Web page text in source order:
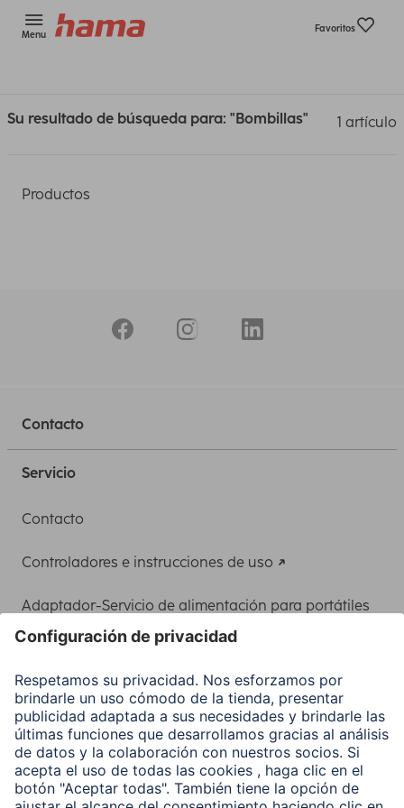
Menu
Favoritos
Su resultado de búsqueda para: "Bombillas" 1 artículo
Productos
Contacto
Servicio
Contacto
Controladores e instrucciones de uso
Adaptador-Servicio de alimentación para portátiles
Clientes online
Conviértete en distribuidor
Compañía